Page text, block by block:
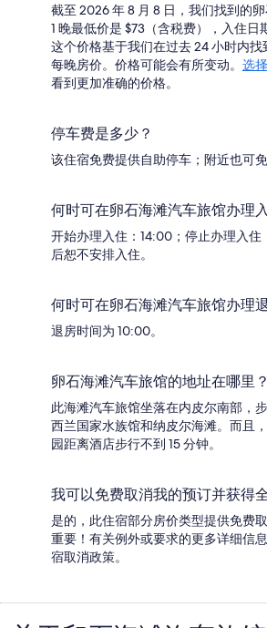
截至 2026 年 8 月 8 日，我们找到的
1 晚最低价是 $73（含税费），入住日
这个价格基于我们在过去 24 小时内
每晚房价。价格可能会有所变动。 选
看到更加准确的价格。
停车费是多少？
该住宿免费提供自助停车；附近也可免
何时可在卵石海滩汽车旅馆办理
开始办理入住：14:00；停止办理入住
后恕不安排入住。
何时可在卵石海滩汽车旅馆办理
退房时间为 10:00。
卵石海滩汽车旅馆的地址在哪里？
此海滩汽车旅馆坐落在内皮尔南部，
西兰国家水族馆和纳皮尔海滩。而且
园距离酒店步行不到 15 分钟。
我可以免费取消我的预订并获得
是的，此住宿部分房价类型提供免费
重要！有关例外或要求的更多详细信
宿取消政策。